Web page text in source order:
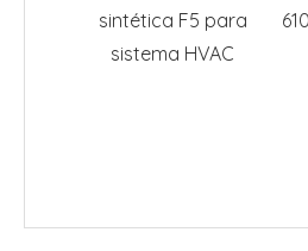
sintética F5 para
sistema HVAC